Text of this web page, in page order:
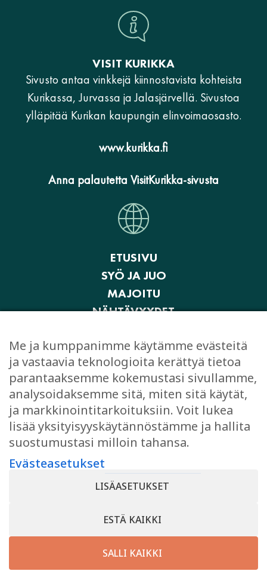
VISIT KURIKKA
Sivusto antaa vinkkejä kiinnostavista kohteista
Kurikassa, Jurvassa ja Jalasjärvellä. Sivustoa
ylläpitää Kurikan kaupungin elinvoimaosasto.
www.kurikka.fi
Anna palautetta VisitKurikka-sivusta
ETUSIVU
SYÖ JA JUO
MAJOITU
NÄHTÄVYYDET
OSTOKSET
JUHLI JA KOKOUSTA
EVÄSTEASETUKSET
Facebook
Me ja kumppanimme käytämme evästeitä
ja vastaavia teknologioita kerättyä tietoa
parantaaksemme kokemustasi sivullamme,
analysoidaksemme sitä, miten sitä käytät,
ja markkinointitarkoituksiin. Voit lukea
lisää yksityisyyskäytännöstämme ja hallita
suostumustasi milloin tahansa.
Evästeasetukset
LISÄASETUKSET
ESTÄ KAIKKI
SALLI KAIKKI